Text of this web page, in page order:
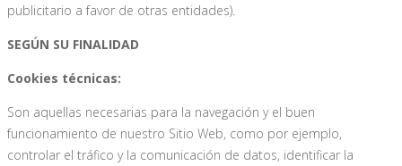
publicitario a favor de otras entidades).
SEGÚN SU FINALIDAD
Cookies técnicas:
Son aquellas necesarias para la navegación y el buen
funcionamiento de nuestro Sitio Web, como por ejemplo,
controlar el tráfico y la comunicación de datos, identificar la